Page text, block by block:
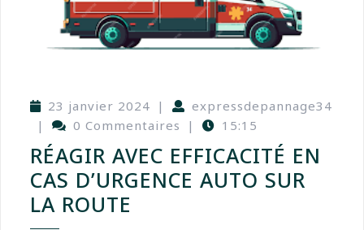
23 janvier 2024 |
expressdepannage34
|
0 Commentaires | 15:15
RÉAGIR AVEC EFFICACITÉ EN
CAS D’URGENCE AUTO SUR
LA ROUTE